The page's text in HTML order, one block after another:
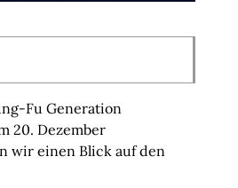
Fu Generation
20. Dezember
wir einen Blick auf den